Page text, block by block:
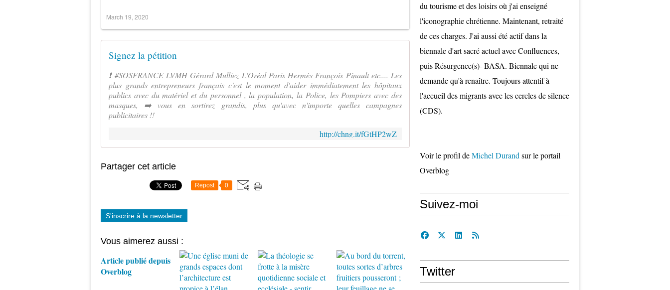
March 19, 2020
Signez la pétition
❗️ #SOSFRANCE LVMH Gérard Mulliez L'Oréal Paris Hermès François Pinault etc.... Les
plus grands entrepreneurs français c'est le moment d'aider immédiatement les hôpitaux
publics avec du matériel et du personnel , la population, la Police, les Pompiers avec des
masques, ➡️ vous en sortirez grandis, plus qu'avec n'importe quelles campagnes
publicitaires !!
http://chng.it/fGtHP2wZ
Partager cet article
Repost 0
S'inscrire à la newsletter
Vous aimerez aussi :
Article publié depuis
Overblog
du tourisme et des loisirs où j'ai enseigné
l'iconographie chrétienne. Maintenant, retraité
de ces charges. J'ai aussi été actif dans la
biennale d'art sacré actuel avec Confluences,
puis Résurgence(s)- BASA. Biennale qui ne
demande qu'à renaître. Toujours attentif à
l'accueil des migrants avec les cercles de silence
(CDS).
Voir le profil deMichel Durand sur le portail
Overblog
Suivez-moi
Twitter